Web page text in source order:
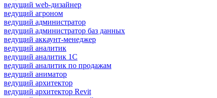
ведущий web-дизайнер
ведущий агроном
ведущий администратор
ведущий администратор баз данных
ведущий аккаунт-менеджер
ведущий аналитик
ведущий аналитик 1С
ведущий аналитик по продажам
ведущий аниматор
ведущий архитектор
ведущий архитектор Revit